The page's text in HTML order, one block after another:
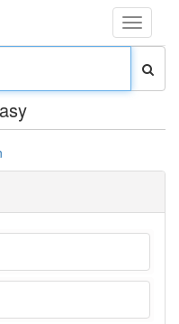
Toggle